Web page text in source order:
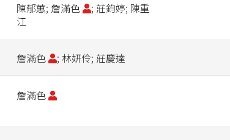
陳郁蕙; 詹滿色
; 莊鈞婷; 陳重
江
詹滿色 ; 林妍伶; 莊慶達
詹滿色